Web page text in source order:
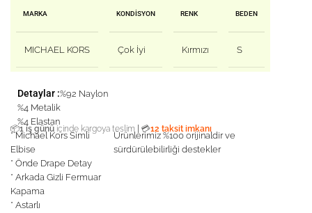
MARKA
MICHAEL KORS
KONDISYON
Çok İyi
RENK
Kırmızı
BEDEN
S
Detaylar :%92 Naylon
%4 Metalik
%4 Elastan
📦1 iş günü içinde kargoya teslim 💳12 taksit imkanı
* Michael Kors Simli
Elbise
* Önde Drape Detay
* Arkada Gizli Fermuar
Kapama
* Astarlı
Ürünlerimiz %100 orijinaldir ve
sürdürülebilirliği destekler